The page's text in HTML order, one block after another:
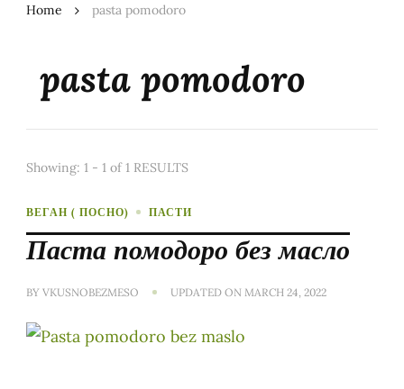
Home pasta pomodoro
pasta pomodoro
Showing: 1 - 1 of 1 RESULTS
ВЕГАН ( ПОСНО) ПАСТИ
Паста помодоро без масло
BY VKUSNOBEZMESO UPDATED ON MARCH 24, 2022